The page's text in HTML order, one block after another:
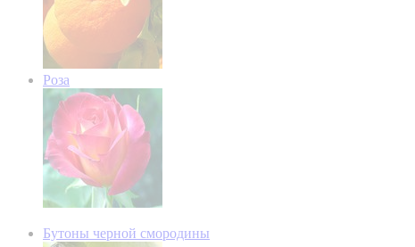
Роза
Бутоны черной смородины